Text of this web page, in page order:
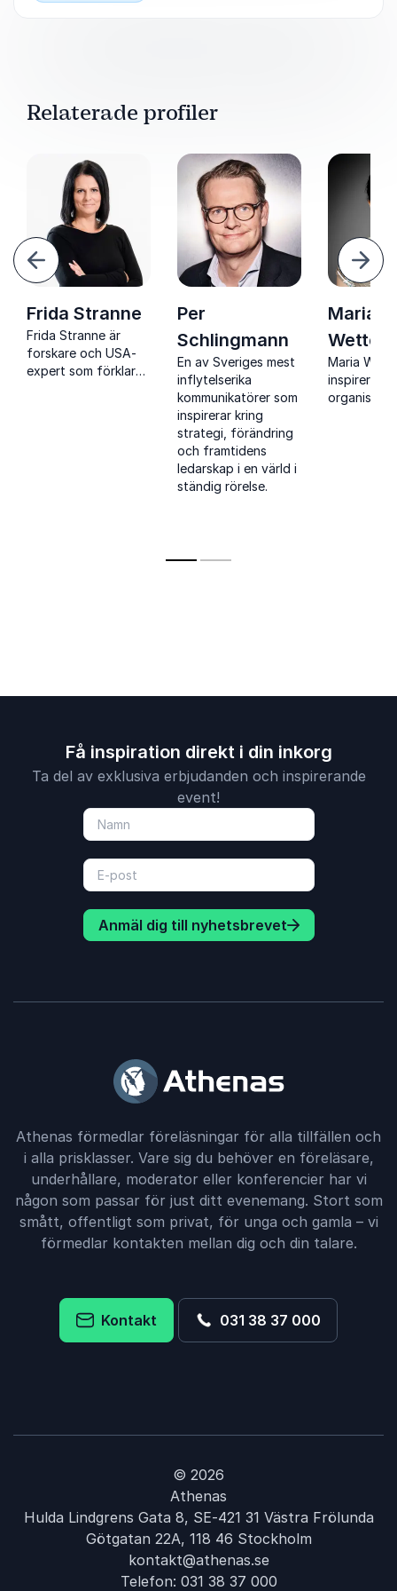
Relaterade profiler
Frida Stranne
Frida Stranne är
forskare och USA-
expert som förklarar
Per
Schlingmann
En av Sveriges mest
inflytelserika
kommunikatörer som
inspirerar kring
strategi, förändring
och framtidens
ledarskap i en värld i
ständig rörelse.
Maria
Maria
inspirerar
Få inspiration direkt i din inkorg
Ta del av exklusiva erbjudanden och inspirerande
event!
Anmäl dig till nyhetsbrevet
Athenas förmedlar föreläsningar för alla tillfällen och
i alla prisklasser. Vare sig du behöver en föreläsare,
underhållare, moderator eller konferencier har vi
någon som passar för just ditt evenemang. Stort som
smått, offentligt som privat, för unga och gamla – vi
förmedlar kontakten mellan dig och din talare.
Kontakt 031 38 37 000
© 2026
Athenas
Hulda Lindgrens Gata 8, SE-421 31 Västra Frölunda
Götgatan 22A, 118 46 Stockholm
kontakt@athenas.se
Telefon: 031 38 37 000